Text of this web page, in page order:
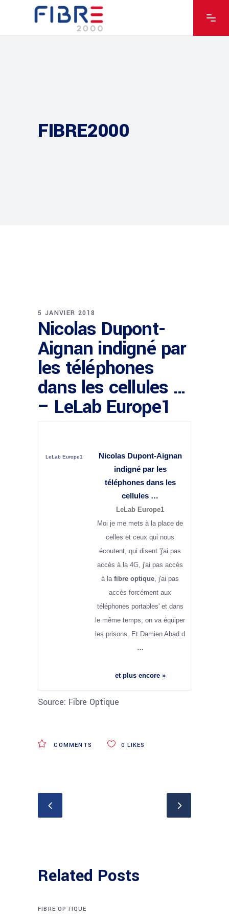
FIBRE2000
5 JANVIER 2018
Nicolas Dupont-
Aignan indigné par
les téléphones
dans les cellules …
– LeLab Europe1
LeLab Europe1
Nicolas Dupont-Aignan
indigné par les
téléphones dans les
cellules …
LeLab Europe1
Moi je me mets à la place de
celles et ceux qui nous
écoutent, qui disent 'j'ai pas
accès à la 4G, j'ai pas accès
à la fibre optique, j'ai pas
accès forcément aux
téléphones portables' et dans
le même temps, on va équiper
les prisons. Et Damien Abad d
…
et plus encore »
Source: Fibre Optique
COMMENTS 0 LIKES
Related Posts
FIBRE OPTIQUE